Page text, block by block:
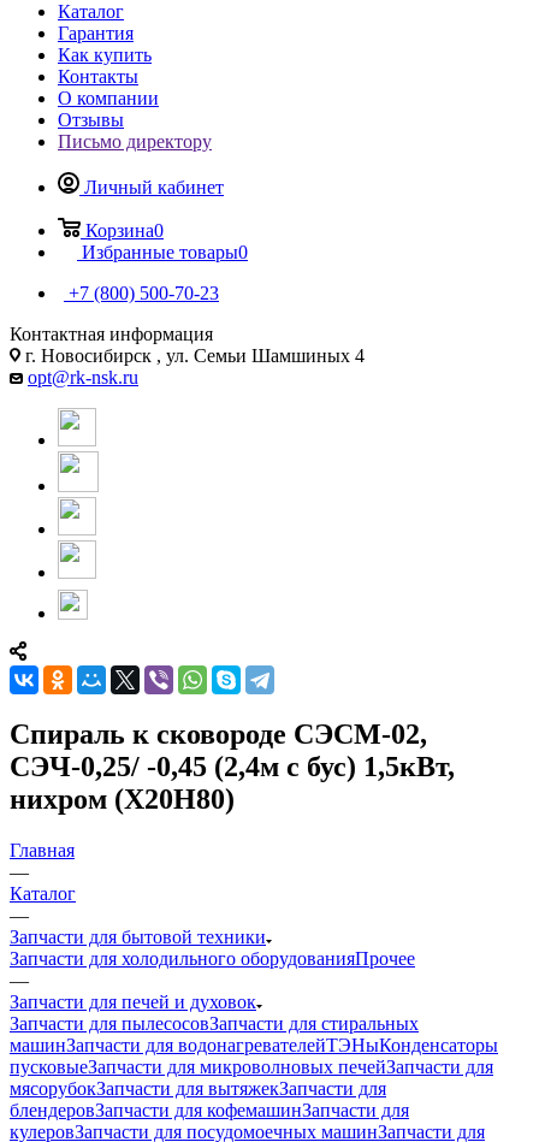
Каталог
Гарантия
Как купить
Контакты
О компании
Отзывы
Письмо директору
Личный кабинет
Корзина0
Избранные товары0
+7 (800) 500-70-23
Контактная информация
г. Новосибирск , ул. Семьи Шамшиных 4
opt@rk-nsk.ru
Спираль к сковороде СЭСМ-02,
СЭЧ-0,25/ -0,45 (2,4м с бус) 1,5кВт,
нихром (Х20Н80)
Главная
—
Каталог
—
Запчасти для бытовой техники
Запчасти для холодильного оборудованияПрочее
—
Запчасти для печей и духовок
Запчасти для пылесосовЗапчасти для стиральных
машинЗапчасти для водонагревателейТЭНыКонденсаторы
пусковыеЗапчасти для микроволновых печейЗапчасти для
мясорубокЗапчасти для вытяжекЗапчасти для
блендеровЗапчасти для кофемашинЗапчасти для
кулеровЗапчасти для посудомоечных машинЗапчасти для